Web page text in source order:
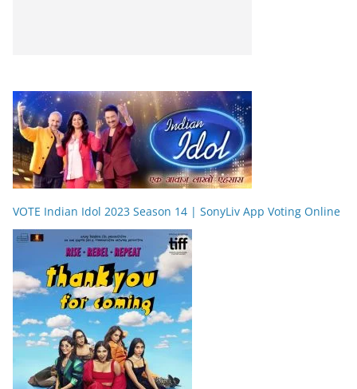
VOTE Indian Idol 2023 Season 14 | SonyLiv App Voting Online